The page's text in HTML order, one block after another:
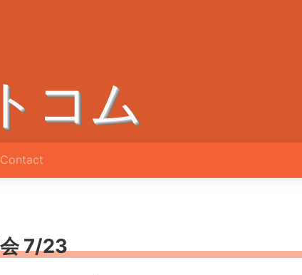
コム
Contact
7/23